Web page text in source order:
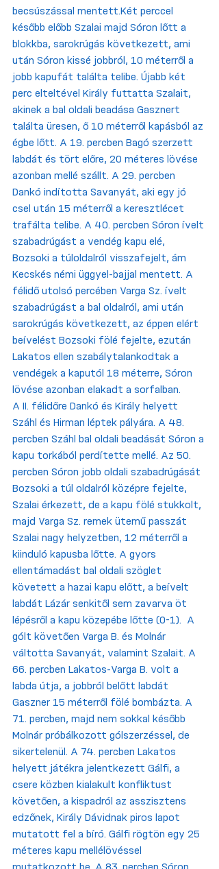
becsúszással mentett.Két perccel
később előbb Szalai majd Sóron lőtt a
blokkba, sarokrúgás következett, ami
után Sóron kissé jobbról, 10 méterről a
jobb kapufát találta telibe. Újabb két
perc elteltével Király futtatta Szalait,
akinek a bal oldali beadása Gasznert
találta üresen, ő 10 méterről kapásból az
égbe lőtt. A 19. percben Bagó szerzett
labdát és tört előre, 20 méteres lövése
azonban mellé szállt. A 29. percben
Dankó indította Savanyát, aki egy jó
csel után 15 méterről a keresztlécet
trafálta telibe. A 40. percben Sóron ívelt
szabadrúgást a vendég kapu elé,
Bozsoki a túloldalról visszafejelt, ám
Kecskés némi üggyel-bajjal mentett. A
félidő utolsó percében Varga Sz. ívelt
szabadrúgást a bal oldalról, ami után
sarokrúgás következett, az éppen elért
beívelést Bozsoki fölé fejelte, ezután
Lakatos ellen szabálytalankodtak a
vendégek a kaputól 18 méterre, Sóron
lövése azonban elakadt a sorfalban.
A II. félidőre Dankó és Király helyett
Száhl és Hirman léptek pályára. A 48.
percben Száhl bal oldali beadását Sóron a
kapu torkából perdítette mellé. Az 50.
percben Sóron jobb oldali szabadrúgását
Bozsoki a túl oldalról középre fejelte,
Szalai érkezett, de a kapu fölé stukkolt,
majd Varga Sz. remek ütemű passzát
Szalai nagy helyzetben, 12 méterről a
kiinduló kapusba lőtte. A gyors
ellentámadást bal oldali szöglet
követett a hazai kapu előtt, a beívelt
labdát Lázár senkitől sem zavarva öt
lépésről a kapu közepébe lőtte (0-1).  A
gólt követően Varga B. és Molnár
váltotta Savanyát, valamint Szalait. A
66. percben Lakatos-Varga B. volt a
labda útja, a jobbról belőtt labdát
Gaszner 15 méterről fölé bombázta. A
71. percben, majd nem sokkal később
Molnár próbálkozott gólszerzéssel, de
sikertelenül. A 74. percben Lakatos
helyett játékra jelentkezett Gálfi, a
csere közben kialakult konfliktust
követően, a kispadról az asszisztens
edzőnek, Király Dávidnak piros lapot
mutatott fel a bíró. Gálfi rögtön egy 25
méteres kapu mellélövéssel